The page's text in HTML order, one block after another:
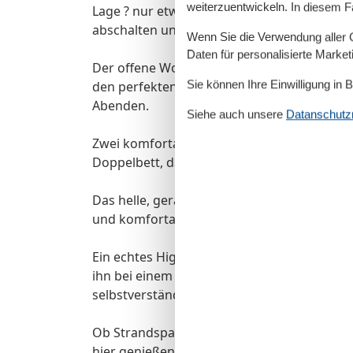
Lage ? nur etwa 8?10 Gehminuten vom
abschalten und sich einfach wohlfühlen.
Der offene Wohn- und Essbereich mit
den perfekten Ort zum Zusammensein ?
Abenden.
Zwei komfortable Schlafzimmer sorgen für
Doppelbett, das andere mit zwei
Das helle, geräumige Badezimmer ist mit
und komfortabel, auch für längere
Ein echtes Highlight ist die schöne
ihn bei einem Glas Wein unter freiem
selbstverständlich zur Verfügung.
Ob Strandspaziergang, Bummel durchs
weiterzuentwickeln. In diesem
Wenn Sie die Verwendung
Daten für personalisierte
Sie können Ihre Einwilligung in
Siehe auch unsere